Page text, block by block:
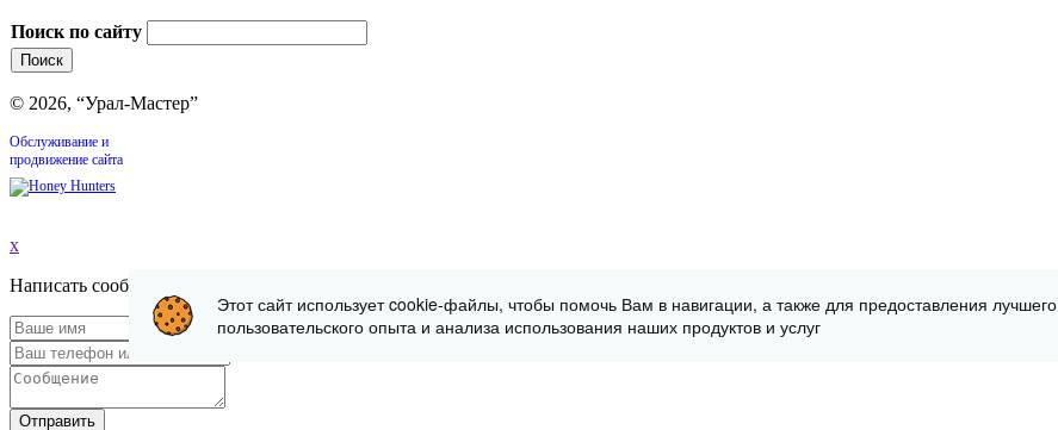
Поиск по сайту
© 2026, “Урал-Мастер”
Обслуживание и
продвижение сайта
x
Написать сообщение
Отправить
Этот сайт использует cookie-файлы, чтобы помочь Вам в навигации, а также для предоставления лучшего
пользовательского опыта и анализа использования наших продуктов и услуг